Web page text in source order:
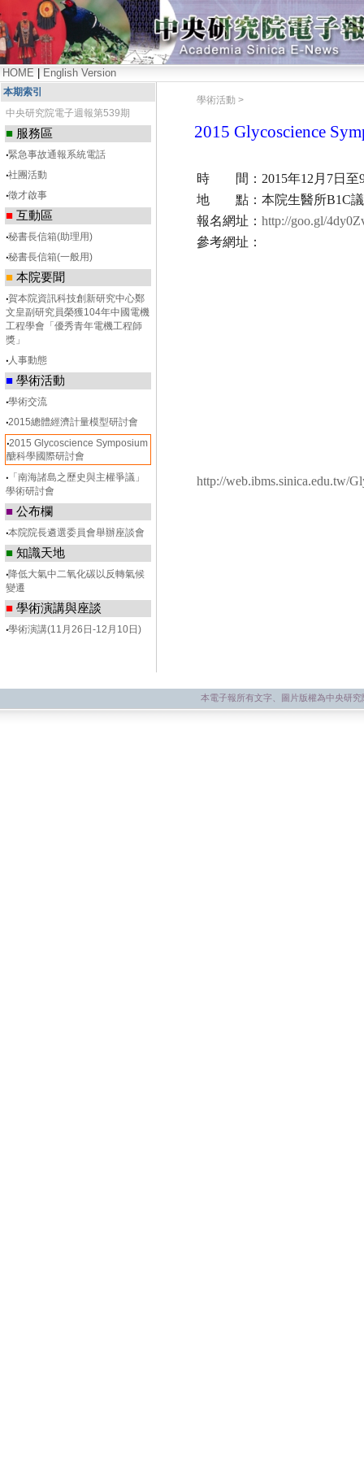
HOME English Version
本期索引
中央研究院電子週報第539期
■ 服務區
‧緊急事故通報系統電話
‧社團活動
‧徵才啟事
■ 互動區
‧秘書長信箱(助理用)
‧秘書長信箱(一般用)
■ 本院要聞
‧賀本院資訊科技創新研究中心鄭
文皇副研究員榮獲104年中國電機
工程學會「優秀青年電機工程師
獎」
‧人事動態
■ 學術活動
‧學術交流
‧2015總體經濟計量模型研討會
‧2015 Glycoscience Symposium
醣科學國際研討會
‧ 「南海諸島之歷史與主權爭議」
學術研討會
■ 公布欄
‧本院院長遴選委員會舉辦座談會
■ 知識天地
‧降低大氣中二氧化碳以反轉氣候
變遷
■ 學術演講與座談
‧學術演講(11月26日-12月10日)
學術活動 >
2015 Glycoscience
時 間：2015年12月7日至
地 點：本院生醫所B1C
報名網址： http://goo.gl/
參考網址：
http://web.ibms.sinica.edu.tw/
本電子報所有文字、圖片版權為中央研